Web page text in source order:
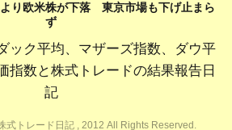
り欧米株が下落 東京市場も下げ止まら
ず
ック平均、マザーズ指数、ダウ平
指数と株式トレードの結果報告日
記
式トレード日記 , 2012 All Rights Reserved.